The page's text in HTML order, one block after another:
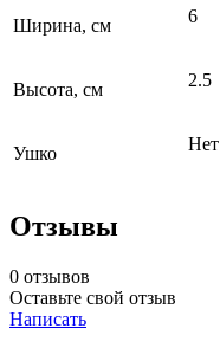
Ширина, см 6
Высота, см 2.5
Ушко Нет
Отзывы
0 отзывов
Оставьте свой отзыв
Написать